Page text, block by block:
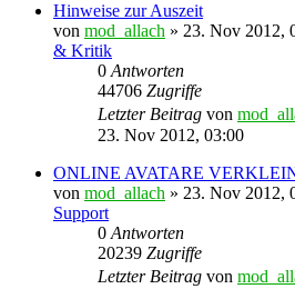
Hinweise zur Auszeit
von mod_allach » 23. Nov 2012,
& Kritik
0Antworten
44706 Zugriffe
Letzter Beitrag von
23. Nov 2012, 03:00
ONLINE AVATARE
von mod_allach » 23. Nov 2012,
Support
0Antworten
20239 Zugriffe
Letzter Beitrag von